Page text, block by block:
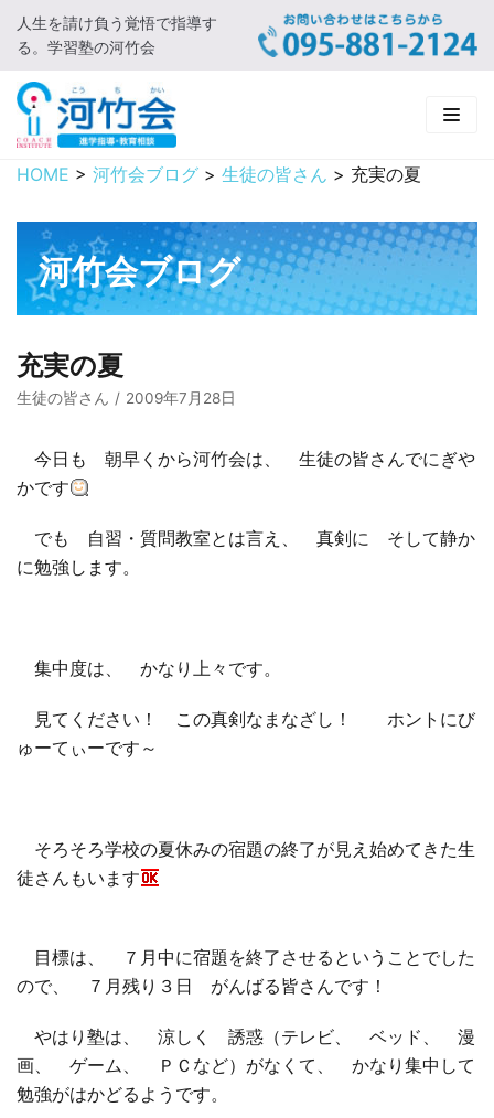
コ
ン
テ
ン
ツ
に
キ
プ
人生を請け負う覚悟で指導す
る。学習塾の河竹会
HOME
新着情報
□ お知らせ
河竹会について
□ 河竹会について
□ よくあるご質問
□ 小学部
□ 高校部
□ 有料体験指導
実 績
□ 2019年合格体験記
HOME > 河竹会ブログ > 生徒の皆さん > 充実の夏
河竹会ブログ
充実の夏
生徒の皆さん 2009年7月28日
今日も 朝早くから河竹会は、 生徒の皆さんでにぎや
かです
でも 自習・質問教室とは言え、 真剣に そして静か
に勉強します。
集中度は、 かなり上々です。
見てください！ この真剣なまなざし！ ホントにび
ゅーてぃーです～
そろそろ学校の夏休みの宿題の終了が見え始めてきた生
徒さんもいます
目標は、 ７月中に宿題を終了させるということでした
ので、 ７月残り３日 がんばる皆さんです！
やはり塾は、 涼しく 誘惑（テレビ、 ベッド、 漫
画、 ゲーム、 ＰＣなど）がなくて、 かなり集中して
勉強がはかどるようです。